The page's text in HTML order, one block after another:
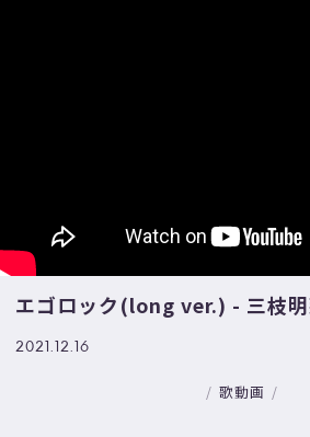
エゴロック(long ver.) - 三枝
2021.12.16
歌動画